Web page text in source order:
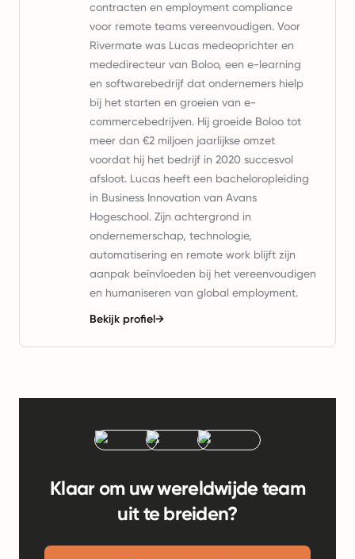
contracten en employment compliance
voor remote teams vereenvoudigen. Voor
Rivermate was Lucas medeoprichter en
mededirecteur van Boloo, een e-learning
en softwarebedrijf dat ondernemers hielp
bij het starten en groeien van e-
commercebedrijven. Hij groeide Boloo tot
meer dan €2 miljoen jaarlijkse omzet
voordat hij het bedrijf in 2020 succesvol
afsloot. Lucas heeft een bacheloropleiding
in Business Innovation van Avans
Hogeschool. Zijn achtergrond in
ondernemerschap, technologie,
automatisering en remote work blijft zijn
aanpak beïnvloeden bij het vereenvoudigen
en humaniseren van global employment.
Bekijk profiel→
Klaar om uw wereldwijde team
uit te breiden?